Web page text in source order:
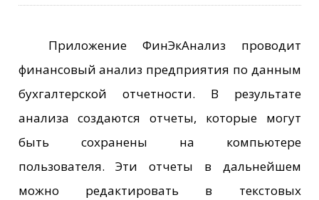
Приложение ФинЭкАнализ проводит
финансовый анализ предприятия по данным
бухгалтерской отчетности. В результате
анализа создаются отчеты, которые могут
быть сохранены на компьютере
пользователя. Эти отчеты в дальнейшем
можно редактировать в текстовых